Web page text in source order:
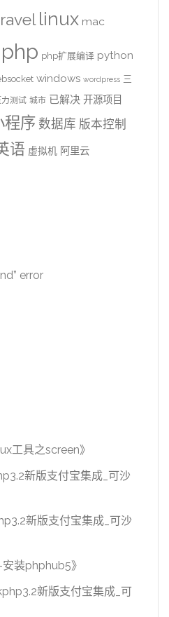
linux mac
php php扩展编译 python
windows wordpress 三
力测试 城市 已解决 开源项目
程序 数据库 版本控制
语 虚拟机 阿里云
error
工具之screen》
新版支付宝集成_可沙
新版支付宝集成_可沙
装phphub5》
新版支付宝集成_可